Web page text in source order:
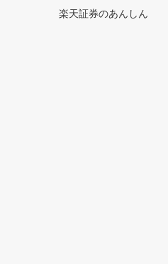
楽天証券のあんしん